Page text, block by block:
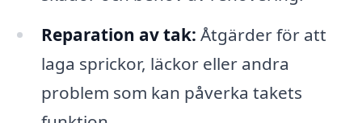
Reparation av tak: Åtgärder för att
laga sprickor, läckor eller andra
problem som kan påverka takets